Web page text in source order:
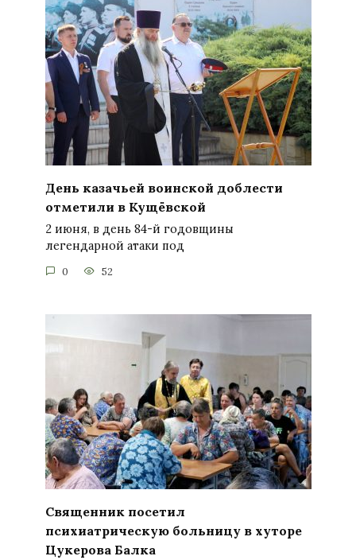
День казачьей воинской доблести
отметили в Кущёвской
2 июня, в день 84-й годовщины
легендарной атаки под
0 52
Священник посетил
психиатрическую больницу в хуторе
Цукерова Балка